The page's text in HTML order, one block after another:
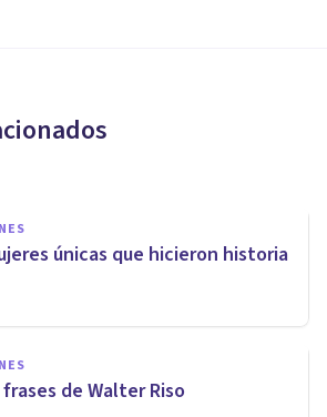
de Rafa Nadal
únicas que hicieron historia
de Walter Riso
reflexiones de